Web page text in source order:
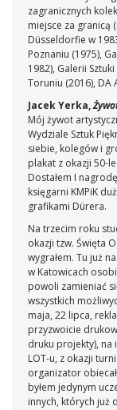
zagranicznych
miejsce za granicą
Düsseldorfie w
Poznaniu (1975),
1982), Galerii
Toruniu (2016), DA
Jacek Yerka,
Mój żywot
Wydziale Sztuk
siebie, kolegów i
plakat z okazji 50-
Dostałem I
księgarni KMPiK
grafikami Dürera.
Na trzecim roku
okazji tzw. Święta
wygrałem. Tu już
w Katowicach
powoli zamieniać
wszystkich
maja, 22 lipca,
przyzwoicie
druku projekty), na
LOT-u, z okazji
organizator
byłem jedynym
innych, których już